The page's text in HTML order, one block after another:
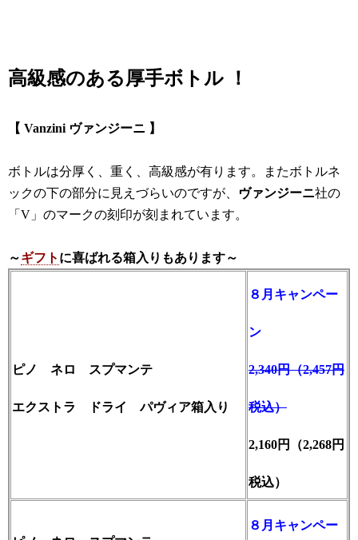
高級感のある厚手ボトル ！
【 Vanzini ヴァンジーニ 】
ボトルは分厚く、重く、高級感が有ります。またボトルネ
ックの下の部分に見えづらいのですが、
ヴァンジーニ社の
「V」のマークの刻印が刻まれています。
～ギフト に喜ばれる箱入りもあります～
ピノ ネロ スプマンテ
エクストラ ドライ パヴィア箱入り
８月キャンペー
ン
2,340円（2,457円
税込）
2,160円（2,268円
税込）
８月キャンペー